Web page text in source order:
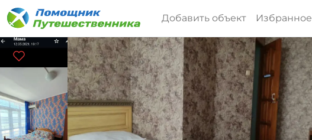
Добавить объект Избранное